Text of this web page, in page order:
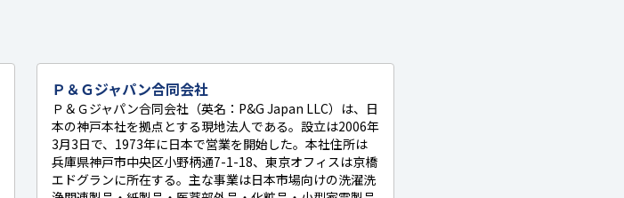
Ｐ＆Ｇジャパン合同会社
Ｐ＆Ｇジャパン合同会社（英名：P&G Japan LLC）は、日
本の神戸本社を拠点とする現地法人である。設立は2006年
3月3日で、1973年に日本で営業を開始した。本社住所は
兵庫県神戸市中央区小野柄通7-1-18、東京オフィスは京橋
エドグランに所在する。主な事業は日本市場向けの洗濯洗